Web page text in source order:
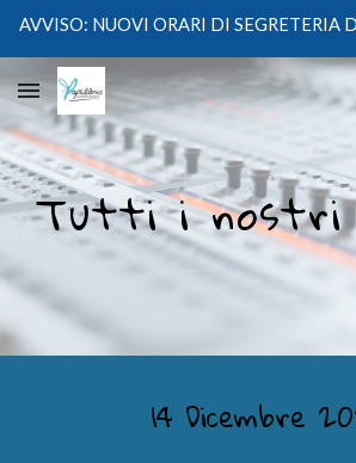
AVVISO: NUOVI ORARI DI SEGRETERIA
Tutti i nostri
14 Dicembre